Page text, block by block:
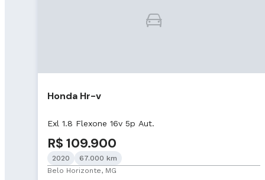
Honda Hr-v
Exl 1.8 Flexone 16v 5p Aut.
R$ 109.900
2020
67.000 km
Belo Horizonte, MG